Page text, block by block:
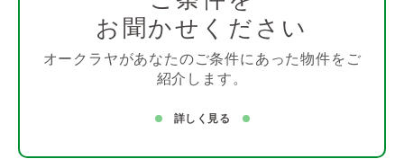
お聞かせください
オークラヤがあなたのご条件にあった物件をご
紹介します。
詳しく見る